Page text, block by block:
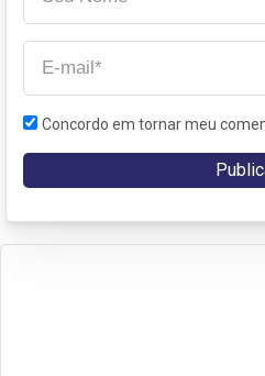
Concordo em tornar meu